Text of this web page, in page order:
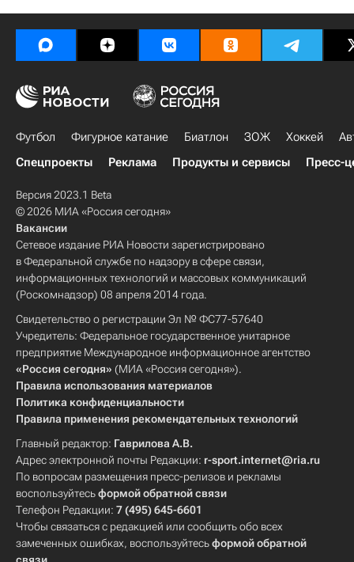
Футбол Фигурное катание Биатлон ЗОЖ Хоккей
Спецпроекты
Реклама Продукты и сервисы Пресс-
Версия 2023.1 Beta
© 2026 МИА «Россия сегодня»
Вакансии
Сетевое издание РИА Новости зарегистрировано
в Федеральной службе по надзору в сфере связи,
информационных технологий и массовых коммуникаций
(Роскомнадзор) 08 апреля 2014 года.
Свидетельство о регистрации Эл № ФС77-57640
Учредитель: Федеральное государственное унитарное
предприятие Международное информационное агентство
«Россия сегодня» (МИА «Россия сегодня»).
Правила использования материалов
Политика конфиденциальности
Правила применения рекомендательных технологий
Главный редактор: Гаврилова А.В.
Адрес электронной почты Редакции: r-sport.internet@ria.ru
По вопросам размещения пресс-релизов и рекламы
воспользуйтесьформой обратной связи
Телефон Редакции: 7 (495) 645-6601
Чтобы связаться с редакцией или сообщить обо всех
замеченных ошибках, воспользуйтесьформой обратной